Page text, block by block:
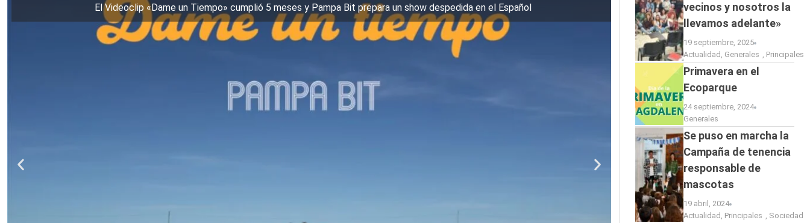
El Videoclip «Dame un Tiempo» cumplió 5 meses y Pampa Bit prepara un show despedida en el Español El baviense
vecinos y nosotros la
llevamos adelante»
19 septiembre, 2025
Actualidad , Generales , Principales
Primavera en el
Ecoparque
24 septiembre, 2024
Generales
Se puso en marcha la
Campaña de tenencia
responsable de
mascotas
19 abril, 2024
Actualidad , Principales , Sociedad